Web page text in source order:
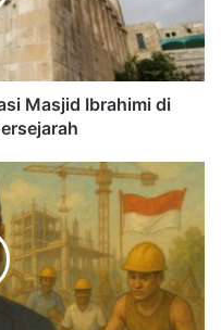
Masjid Ibrahimi di